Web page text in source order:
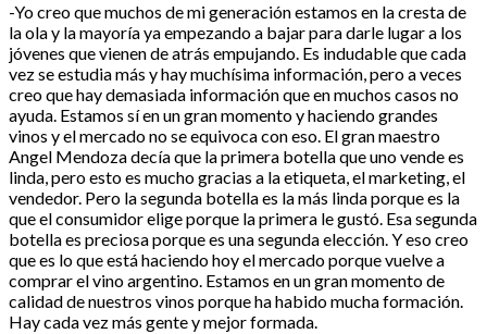
-Yo creo que muchos de mi generación estamos en la cresta de
la ola y la mayoría ya empezando a bajar para darle lugar a los
jóvenes que vienen de atrás empujando. Es indudable que cada
vez se estudia más y hay muchísima información, pero a veces
creo que hay demasiada información que en muchos casos no
ayuda. Estamos sí en un gran momento y haciendo grandes
vinos y el mercado no se equivoca con eso. El gran maestro
Angel Mendoza decía que la primera botella que uno vende es
linda, pero esto es mucho gracias a la etiqueta, el marketing, el
vendedor. Pero la segunda botella es la más linda porque es la
que el consumidor elige porque la primera le gustó. Esa segunda
botella es preciosa porque es una segunda elección. Y eso creo
que es lo que está haciendo hoy el mercado porque vuelve a
comprar el vino argentino. Estamos en un gran momento de
calidad de nuestros vinos porque ha habido mucha formación.
Hay cada vez más gente y mejor formada.